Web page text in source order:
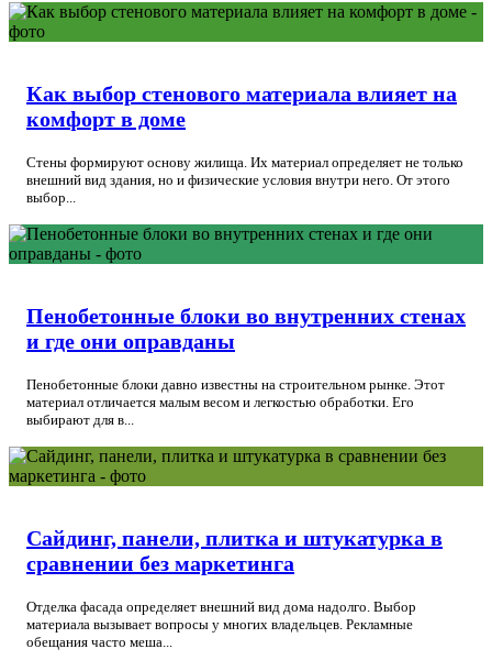
Как выбор стенового материала влияет на
комфорт в доме
Стены формируют основу жилища. Их материал определяет не только
внешний вид здания, но и физические условия внутри него. От этого
выбор...
Пенобетонные блоки во внутренних стенах
и где они оправданы
Пенобетонные блоки давно известны на строительном рынке. Этот
материал отличается малым весом и легкостью обработки. Его
выбирают для в...
Сайдинг, панели, плитка и штукатурка в
сравнении без маркетинга
Отделка фасада определяет внешний вид дома надолго. Выбор
материала вызывает вопросы у многих владельцев. Рекламные
обещания часто меша...